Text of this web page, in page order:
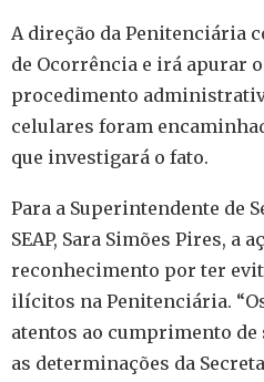
A direção da Penitenciária
de Ocorrência e irá apurar
procedimento
celulares foram
que investigará o fato.
Para a Superintendente de
SEAP, Sara Simões Pires, a
reconhecimento por ter
ilícitos na Penitenciária.
atentos ao cumprimento de
as determinações da